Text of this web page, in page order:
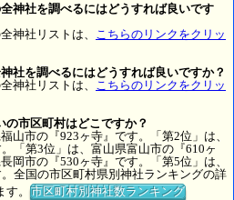
神社を調べるにはどうすれば良いです
神社リストは、
こちらのリンクをクリッ
社を調べるにはどうすれば良いですか？
神社リストは、
こちらのリンクをクリッ
の市区町村はどこですか？
山市の『923ヶ寺』です。「第2位」は、
「第3位」は、富山県富山市の『610ヶ
岡市の『530ヶ寺』です。「第5位」は、
全国の市区町村県別神社ランキングの詳
す。市区町村別神社数ランキング